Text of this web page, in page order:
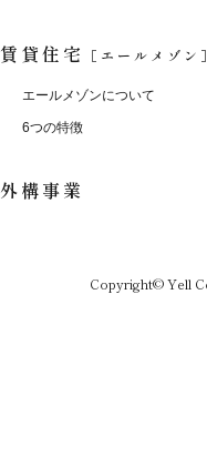
賃貸住宅 ［エールメゾン］
エールメゾンについて
6つの特徴
外構事業
Copyright© Yell